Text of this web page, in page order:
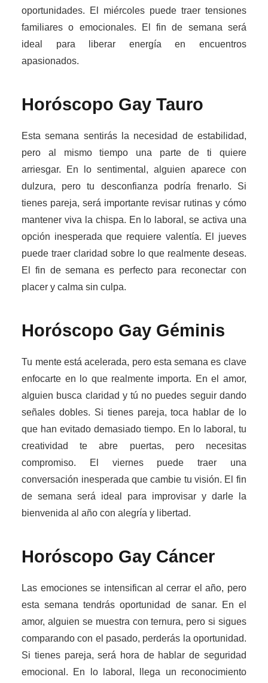
oportunidades. El miércoles puede traer tensiones
familiares o emocionales. El fin de semana será
ideal para liberar energía en encuentros
apasionados.
Horóscopo GayTauro
Esta semana sentirás la necesidad de estabilidad,
pero al mismo tiempo una parte de ti quiere
arriesgar. En lo sentimental, alguien aparece con
dulzura, pero tu desconfianza podría frenarlo. Si
tienes pareja, será importante revisar rutinas y cómo
mantener viva la chispa. En lo laboral, se activa una
opción inesperada que requiere valentía. El jueves
puede traer claridad sobre lo que realmente deseas.
El fin de semana es perfecto para reconectar con
placer y calma sin culpa.
Horóscopo Gay Géminis
Tu mente está acelerada, pero esta semana es clave
enfocarte en lo que realmente importa. En el amor,
alguien busca claridad y tú no puedes seguir dando
señales dobles. Si tienes pareja, toca hablar de lo
que han evitado demasiado tiempo. En lo laboral, tu
creatividad te abre puertas, pero necesitas
compromiso. El viernes puede traer una
conversación inesperada que cambie tu visión. El fin
de semana será ideal para improvisar y darle la
bienvenida al año con alegría y libertad.
Horóscopo Gay Cáncer
Las emociones se intensifican al cerrar el año, pero
esta semana tendrás oportunidad de sanar. En el
amor, alguien se muestra con ternura, pero si sigues
comparando con el pasado, perderás la oportunidad.
Si tienes pareja, será hora de hablar de seguridad
emocional. En lo laboral, llega un reconocimiento